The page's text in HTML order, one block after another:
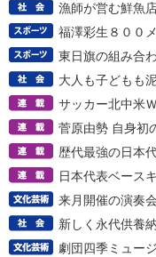
漁師が営む鮮魚
福澤彩生８００
東日旗の組み合
大人も子どもも
サッカー北中米
菅原由勢 自身初
歴代最強の日本
日本代表ベース
来月開催の演奏
新しく永代供養
劇団四季ミュー